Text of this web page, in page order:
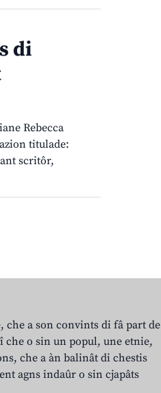
di
Rebecca
titulade:
scritôr,
a son convints di fâ part de
che o sin un popul, une etnie,
che a àn balinât di chestis
agns indaûr o sin cjapâts